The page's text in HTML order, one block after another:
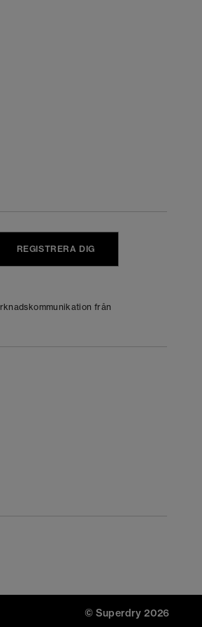
REGISTRERA DIG
från
© Superdry 2026